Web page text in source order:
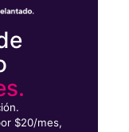
$20/mes,